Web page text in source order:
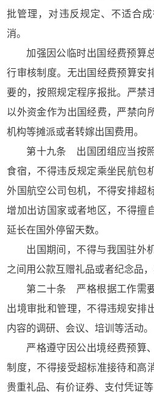
批管理，对违反规定、不适合
消。
加强因公临时出国经费预算
行审核制度。无出国经费预算安
要的，按照规定程序报批。严禁
以外资金作为出国经费，严禁向
机构等摊派或者转嫁出国费用。
第十九条 出国团组应当按
食宿，不得违反规定乘坐民航包
外国航空公司包机，不得安排超
增加出访国家或者地区，不得擅
延长在国外停留天数。
出国期间，不得与我国驻外
之间用公款互赠礼品或者纪念品
第二十条 严格根据工作需
出境审批和管理，不得违规安排
内容的调研、会议、培训等活动。
严格遵守因公出境经费预算
制度，不得接受超标准接待和高
贵重礼品、有价证券、支付凭证